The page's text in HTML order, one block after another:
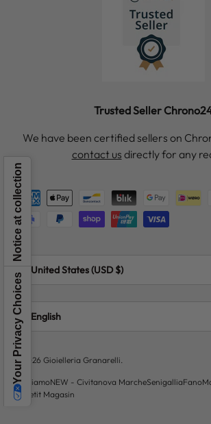
Trusted Seller
We have been certified sellers on
contact us directly for any
Payment methods accepted
Country/Region
United States (USD $)
Language
English
© 2026 Gioielleria Granarelli
Chi siamoNEW - Civitanova MarcheSenigalliaFano
Le Petit Magasin
Your Privacy Choices
Notice at collection